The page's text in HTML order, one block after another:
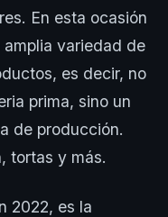
En esta ocasión
variedad de
es decir, no
prima, sino un
de producción.
tortas y más.
2022, es la